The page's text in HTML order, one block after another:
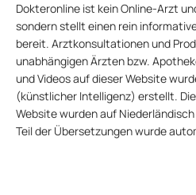
Dokteronline ist kein Online-Arzt
sondern stellt einen rein
bereit. Arztkonsultationen und
unabhängigen Ärzten bzw.
und Videos auf dieser Website
(künstlicher Intelligenz) erstellt.
Website wurden auf
Teil der Übersetzungen wurde